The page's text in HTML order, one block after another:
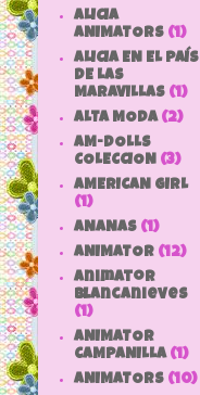
ALICIA
ANIMATORS (1)
ALICIA EN EL PAÍS
DE LAS
MARAVILLAS (1)
ALTA MODA (2)
AM-DOLLS
COLECCION (3)
AMERICAN GIRL
(1)
ANANAS (1)
ANIMATOR (12)
animator
blancanieves
(1)
ANIMATOR
CAMPANILLA (1)
ANIMATORS (10)